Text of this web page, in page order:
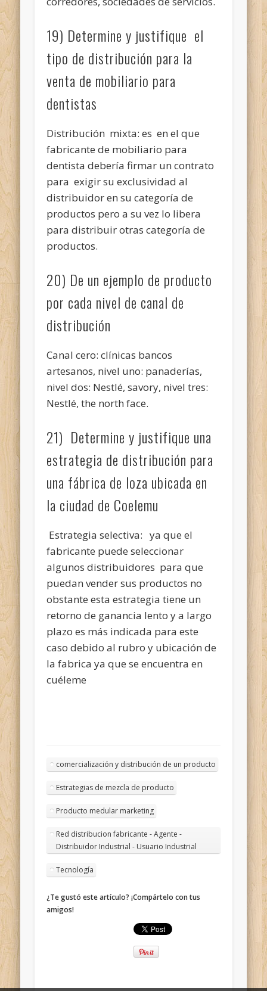
19) Determine y justifique el
tipo de distribución para la
venta de mobiliario para
dentistas
Distribución mixta: es en el que
fabricante de mobiliario para
dentista debería firmar un contrato
para exigir su exclusividad al
distribuidor en su categoría de
productos pero a su vez lo libera
para distribuir otras categoría de
productos.
20) De un ejemplo de producto
por cada nivel de canal de
distribución
Canal cero: clínicas bancos
artesanos, nivel uno: panaderías,
nivel dos: Nestlé, savory, nivel tres:
Nestlé, the north face.
21) Determine y justifique una
estrategia de distribución para
una fábrica de loza ubicada en
la ciudad de Coelemu
Estrategia selectiva: ya que el
fabricante puede seleccionar
algunos distribuidores para que
puedan vender sus productos no
obstante esta estrategia tiene un
retorno de ganancia lento y a largo
plazo es más indicada para este
caso debido al rubro y ubicación de
la fabrica ya que se encuentra en
cuéleme
comercialización y distribución de un producto
Estrategias de mezcla de producto
Producto medular marketing
Red distribucion fabricante - Agente -
Distribuidor Industrial - Usuario Industrial
Tecnología
¿Te gustó este artículo? ¡Compártelo con tus
amigos!